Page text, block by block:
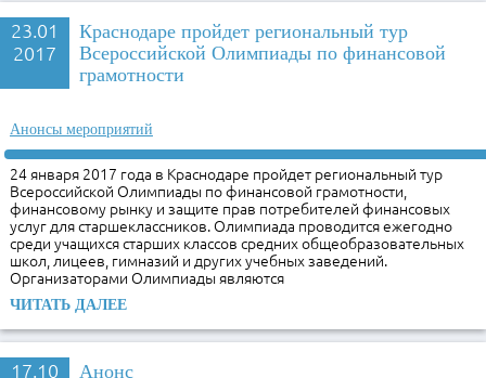
23.01
2017
Краснодаре пройдет региональный тур
Всероссийской Олимпиады по финансовой
грамотности
Анонсы мероприятий
24 января 2017 года в Краснодаре пройдет региональный тур
Всероссийской Олимпиады по финансовой грамотности,
финансовому рынку и защите прав потребителей финансовых
услуг для старшеклассников. Олимпиада проводится ежегодно
среди учащихся старших классов средних общеобразовательных
школ, лицеев, гимназий и других учебных заведений.
Организаторами Олимпиады являются
ЧИТАТЬ ДАЛЕЕ
17.10 Анонс